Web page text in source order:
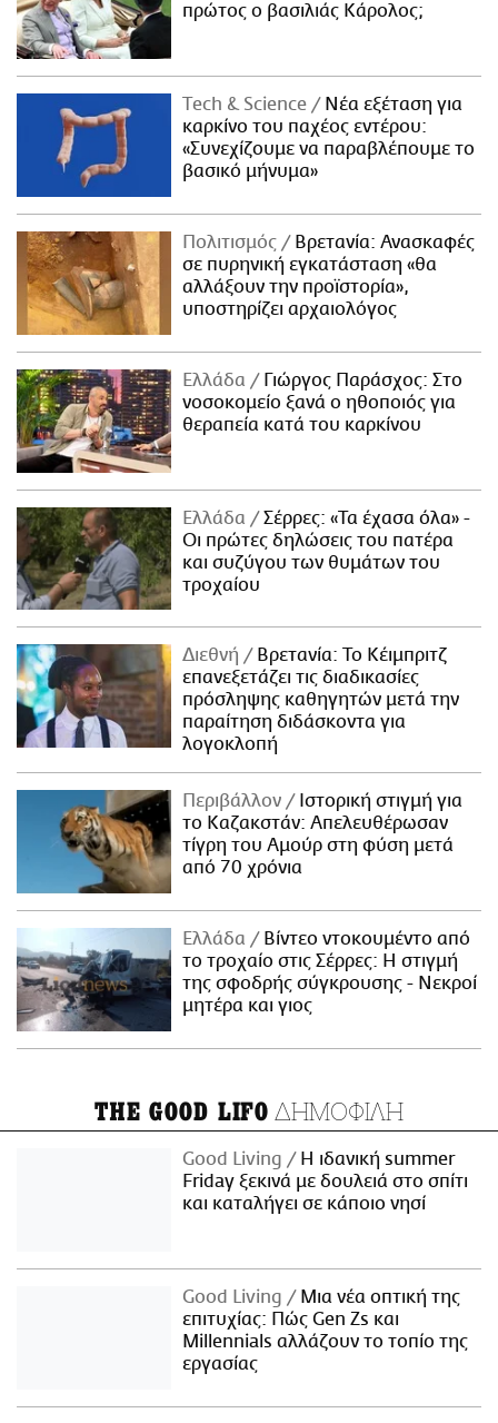
πρώτος ο βασιλιάς Κάρολος;
Τech & Science
Νέα εξέταση για
καρκίνο του παχέος εντέρου:
«Συνεχίζουμε να παραβλέπουμε το
βασικό μήνυμα»
Πολιτισμός
Βρετανία: Ανασκαφές
σε πυρηνική εγκατάσταση «θα
αλλάξουν την προϊστορία»,
υποστηρίζει αρχαιολόγος
Ελλάδα
Γιώργος Παράσχος: Στο
νοσοκομείο ξανά ο ηθοποιός για
θεραπεία κατά του καρκίνου
Ελλάδα
Σέρρες: «Τα έχασα όλα» -
Οι πρώτες δηλώσεις του πατέρα
και συζύγου των θυμάτων του
τροχαίου
Διεθνή
Βρετανία: Το Κέιμπριτζ
επανεξετάζει τις διαδικασίες
πρόσληψης καθηγητών μετά την
παραίτηση διδάσκοντα για
λογοκλοπή
Περιβάλλον
Ιστορική στιγμή για
το Καζακστάν: Απελευθέρωσαν
τίγρη του Αμούρ στη φύση μετά
από 70 χρόνια
Ελλάδα
Βίντεο ντοκουμέντο από
το τροχαίο στις Σέρρες: Η στιγμή
της σφοδρής σύγκρουσης - Νεκροί
μητέρα και γιος
THE GOOD LIFO ΔΗΜΟΦΙΛΗ
Good Living
Η ιδανική summer
Friday ξεκινά με δουλειά στο σπίτι
και καταλήγει σε κάποιο νησί
Good Living
Μια νέα οπτική της
επιτυχίας: Πώς Gen Zs και
Millennials αλλάζουν το τοπίο της
εργασίας